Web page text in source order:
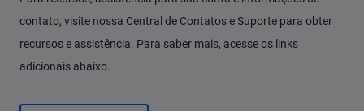
contato, visite nossa Central de Contatos e Suporte para obter
recursos e assistência. Para saber mais, acesse os links
adicionais abaixo.